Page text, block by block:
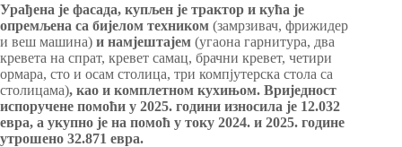
Урађена је фасада, купљен је трактор и кућа је
опремљена са бијелом техником (замрзивач, фрижидер
и веш машина) и намјештајем (угаона гарнитура, два
кревета на спрат, кревет самац, брачни кревет, четири
ормара, сто и осам столица, три компјутерска стола са
столицама), као и комплетном кухињом. Вриједност
испоручене помоћи у 2025. години износила је 12.032
евра, а укупно је на помоћ у току 2024. и 2025. године
утрошено 32.871 евра.